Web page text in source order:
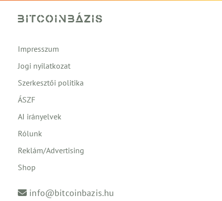
Impresszum
Jogi nyilatkozat
Szerkesztői politika
ÁSZF
AI irányelvek
Rólunk
Reklám/Advertising
Shop
info@bitcoinbazis.hu